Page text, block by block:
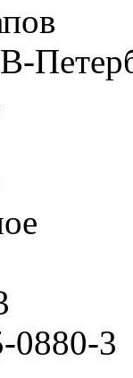
0880-3